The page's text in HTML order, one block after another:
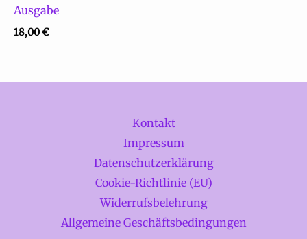
Ausgabe
18,00€
Kontakt
Impressum
Datenschutzerklärung
Cookie-Richtlinie (EU)
Widerrufsbelehrung
Allgemeine Geschäftsbedingungen